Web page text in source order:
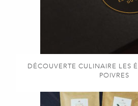
DÉCOUVERTE CULINAIRE LES
POIVRES